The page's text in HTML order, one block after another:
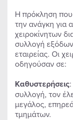
Η πρόκληση που
την ανάγκη για
χειροκίνητων
συλλογή
εταιρείας. Οι
οδηγούσαν σε:
Καθυστερήσεις
συλλογή, τον
μεγάλος,
τμημάτων.